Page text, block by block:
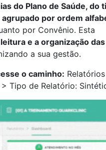
do Plano de Saúde, do
agrupado por ordem
por Convênio. Esta
e a organização das
a sua gestão.
o caminho:
Tipo de Relatório: